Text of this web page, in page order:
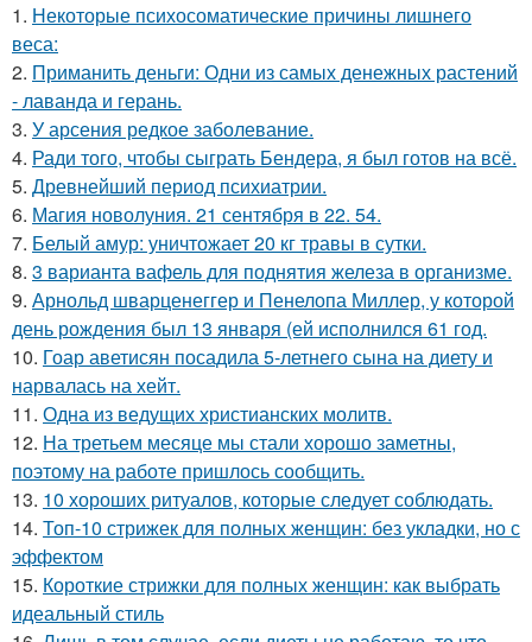
1. Некоторые психосоматические причины лишнего
веса:
2. Приманить деньги: Одни из самых денежных растений
- лаванда и герань.
3. У арсения редкое заболевание.
4. Ради того, чтобы сыграть Бендера, я был готов на всё.
5. Древнейший период психиатрии.
6. Магия новолуния. 21 сентября в 22. 54.
7. Белый амур: уничтожает 20 кг травы в сутки.
8. 3 варианта вафель для поднятия железа в организме.
9. Арнольд шварценеггер и Пенелопа Миллер, у которой
день рождения был 13 января (ей исполнился 61 год.
10. Гоар аветисян посадила 5-летнего сына на диету и
нарвалась на хейт.
11. Одна из ведущих христианских молитв.
12. На третьем месяце мы стали хорошо заметны,
поэтому на работе пришлось сообщить.
13. 10 хороших ритуалов, которые следует соблюдать.
14. Топ-10 стрижек для полных женщин: без укладки, но с
эффектом
15. Короткие стрижки для полных женщин: как выбрать
идеальный стиль